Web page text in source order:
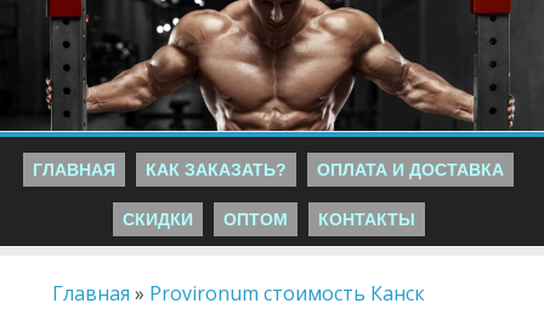
ГЛАВНАЯ КАК ЗАКАЗАТЬ? ОПЛАТА И ДОСТАВКА
СКИДКИ ОПТОМ КОНТАКТЫ
Главная » Provironum стоимость Канск